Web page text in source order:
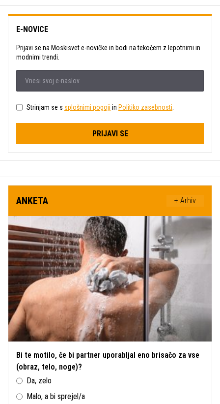
E-NOVICE
Prijavi se na Moskisvet e-novičke in bodi na tekočem z lepotnimi in
modnimi trendi.
Strinjam se s splošnimi pogoji in Politiko zasebnosti
PRIJAVI SE
ANKETA + Arhiv
Bi te motilo, če bi partner uporabljal eno brisačo za vse
(obraz, telo, noge)?
Da, zelo
Malo, a bi sprejel/a